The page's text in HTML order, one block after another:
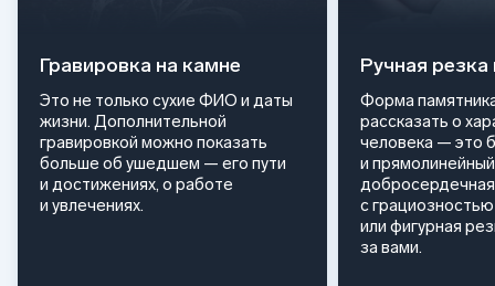
Гравировка на камне
Это не только сухие ФИО и даты
жизни. Дополнительной
гравировкой можно показать
больше об ушедшем — его пути
и достижениях, о работе
и увлечениях.
Ручная
Форма
рассказать о
человека — это
и
с
или фигурная
за вами.